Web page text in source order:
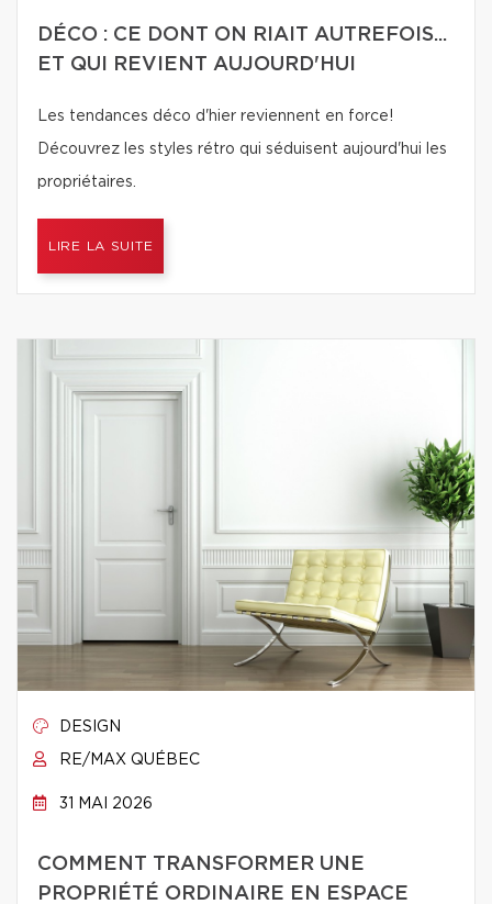
DÉCO : CE DONT ON RIAIT AUTREFOIS...
ET QUI REVIENT AUJOURD'HUI
Les tendances déco d'hier reviennent en force!
Découvrez les styles rétro qui séduisent aujourd'hui les
propriétaires.
LIRE LA SUITE
DESIGN
RE/MAX QUÉBEC
31 MAI 2026
COMMENT TRANSFORMER UNE
PROPRIÉTÉ ORDINAIRE EN ESPACE